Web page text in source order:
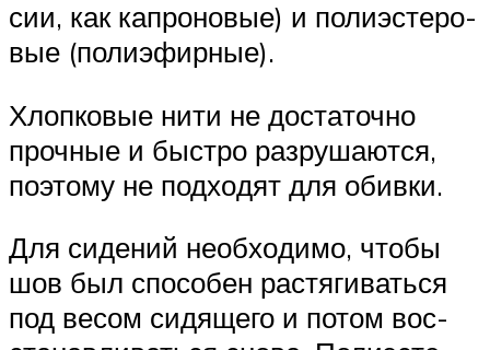
сии, как капро­но­вые) и поли­эс­те­ро­
вые (поли­эфир­ные).
Хлоп­ко­вые нити не доста­точ­но
проч­ные и быст­ро раз­ру­ша­ют­ся,
поэто­му не под­хо­дят для обивки.
Для сиде­ний необ­хо­ди­мо, что­бы
шов был спо­со­бен рас­тя­ги­вать­ся
под весом сидя­ще­го и потом вос­